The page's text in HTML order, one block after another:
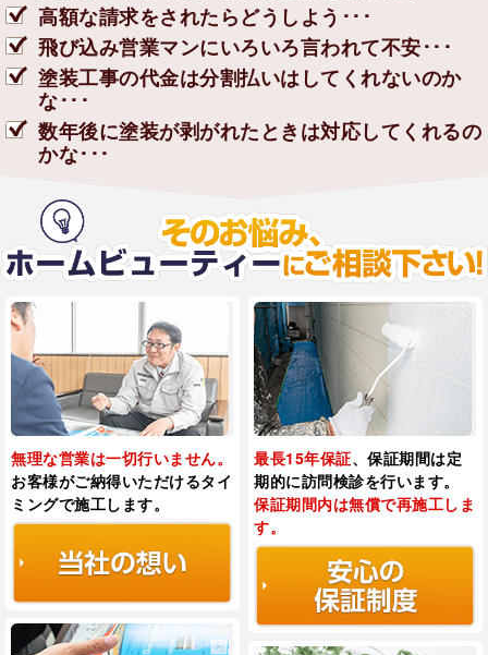
高額な請求をされたらどうしよう･･･
飛び込み営業マンにいろいろ言われて不安･･･
塗装工事の代金は分割払いはしてくれないのか
な･･･
数年後に塗装が剥がれたときは対応してくれるの
かな･･･
無理な営業は一切行いません。
お客様がご納得いただけるタイ
ミングで施工します。
最長15年保証、保証期間は定
期的に訪問検診を行います。
保証期間内は無償で再施工しま
す。